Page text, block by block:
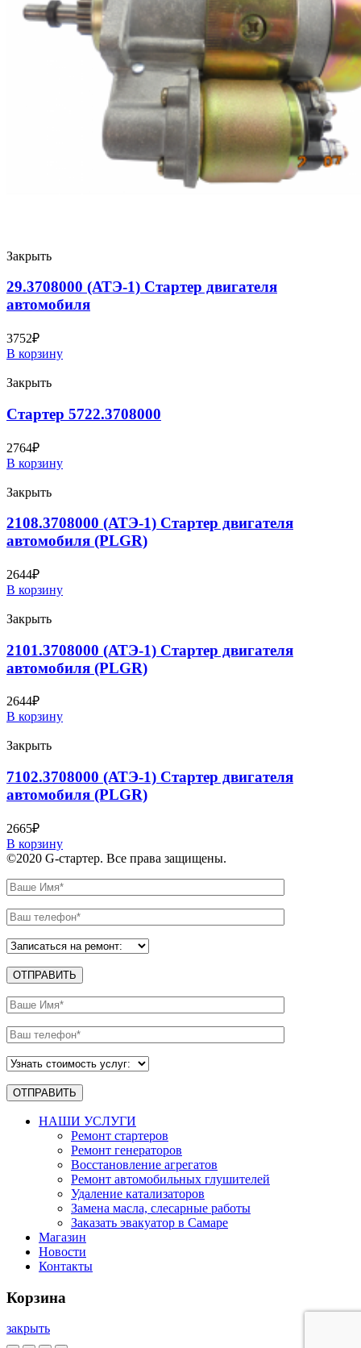
Закрыть
29.3708000 (АТЭ-1) Стартер двигателя
автомобиля
3752₽
В корзину
Закрыть
Стартер 5722.3708000
2764₽
В корзину
Закрыть
2108.3708000 (АТЭ-1) Стартер двигателя
автомобиля (PLGR)
2644₽
В корзину
Закрыть
2101.3708000 (АТЭ-1) Стартер двигателя
автомобиля (PLGR)
2644₽
В корзину
Закрыть
7102.3708000 (АТЭ-1) Стартер двигателя
автомобиля (PLGR)
2665₽
В корзину
©2020 G-стартер. Все права защищены.
НАШИ УСЛУГИ
Ремонт стартеров
Ремонт генераторов
Восстановление агрегатов
Ремонт автомобильных глушителей
Удаление катализаторов
Замена масла, слесарные работы
Заказать эвакуатор в Самаре
Магазин
Новости
Контакты
Корзина
закрыть